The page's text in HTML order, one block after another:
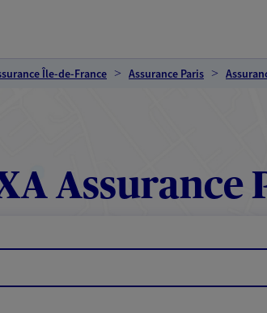
Île-de-France Assurance Paris
Assurance